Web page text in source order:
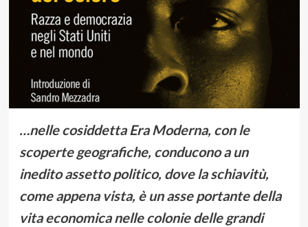
…nelle cosiddetta Era Moderna, con le
scoperte geografiche, conducono a un
inedito assetto politico, dove la schiavitù,
come appena vista, è un asse portante della
vita economica nelle colonie delle grandi